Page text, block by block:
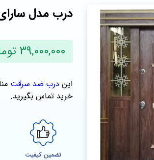
درب مدل
39,000,000 تومان
این درب ضد سرقت
خرید تماس بگیرید.
تضمین کیفیت